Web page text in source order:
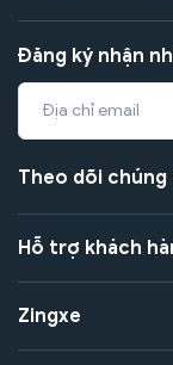
Đăng ký nhận
Theo dõi chúng
Hỗ trợ khách
Zingxe